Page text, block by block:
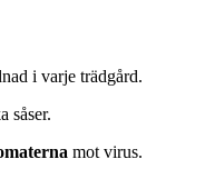
i varje trädgård.
såser.
mot virus.